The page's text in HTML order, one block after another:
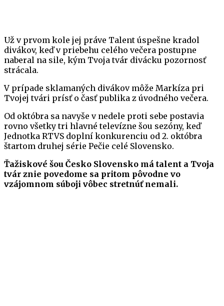
Už v prvom kole jej práve Talent úspešne kradol
divákov, keď v priebehu celého večera postupne
naberal na sile, kým Tvoja tvár divácku pozornosť
strácala.
V prípade sklamaných divákov môže Markíza pri
Tvojej tvári prísť o časť publika z úvodného večera.
Od októbra sa navyše v nedele proti sebe postavia
rovno všetky tri hlavné televízne šou sezóny, keď
Jednotka RTVS doplní konkurenciu od 2. októbra
štartom druhej série Pečie celé Slovensko.
Ťažiskové šou Česko Slovensko má talent a Tvoja
tvár znie povedome sa pritom pôvodne vo
vzájomnom súboji vôbec stretnúť nemali.